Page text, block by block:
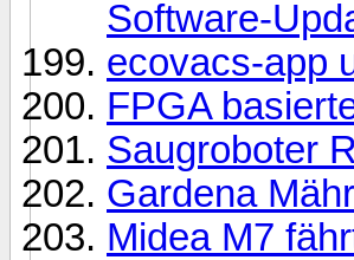
Software-
ecovacs-app
FPGA
Saugroboter
Gardena
Midea M7